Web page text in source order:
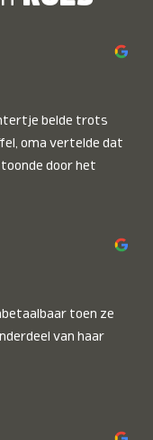
belde trots
oma vertelde dat
door het
toen ze
van haar